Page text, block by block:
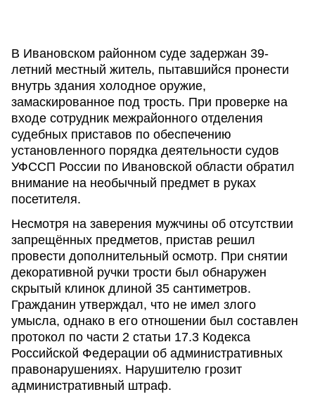
В Ивановском районном суде задержан 39-
летний местный житель, пытавшийся пронести
внутрь здания холодное оружие,
замаскированное под трость. При проверке на
входе сотрудник межрайонного отделения
судебных приставов по обеспечению
установленного порядка деятельности судов
УФССП России по Ивановской области обратил
внимание на необычный предмет в руках
посетителя.
Несмотря на заверения мужчины об отсутствии
запрещённых предметов, пристав решил
провести дополнительный осмотр. При снятии
декоративной ручки трости был обнаружен
скрытый клинок длиной 35 сантиметров.
Гражданин утверждал, что не имел злого
умысла, однако в его отношении был составлен
протокол по части 2 статьи 17.3 Кодекса
Российской Федерации об административных
правонарушениях. Нарушителю грозит
административный штраф.